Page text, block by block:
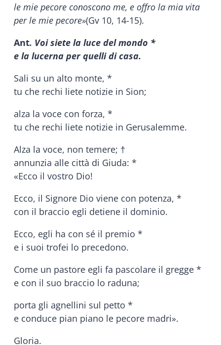
le mie pecore conoscono me, e offro la mia vita
per le mie pecore»(Gv 10, 14-15).
Ant. Voi siete la luce del mondo *
e la lucerna per quelli di casa.
Sali su un alto monte, *
tu che rechi liete notizie in Sion;
alza la voce con forza, *
tu che rechi liete notizie in Gerusalemme.
Alza la voce, non temere; †
annunzia alle città di Giuda: *
«Ecco il vostro Dio!
Ecco, il Signore Dio viene con potenza, *
con il braccio egli detiene il dominio.
Ecco, egli ha con sé il premio *
e i suoi trofei lo precedono.
Come un pastore egli fa pascolare il gregge *
e con il suo braccio lo raduna;
porta gli agnellini sul petto *
e conduce pian piano le pecore madri».
Gloria.